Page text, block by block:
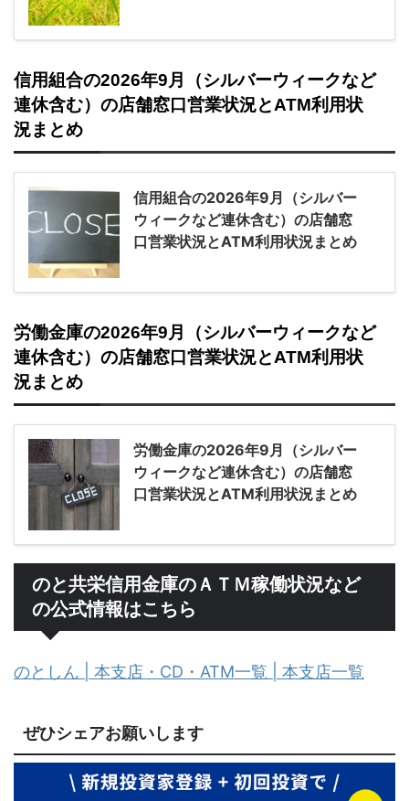
信用組合の2026年9月（シルバーウィークなど
連休含む）の店舗窓口営業状況とATM利用状
況まとめ
信用組合の2026年9月（シルバー
ウィークなど連休含む）の店舗窓
口営業状況とATM利用状況まとめ
労働金庫の2026年9月（シルバーウィークなど
連休含む）の店舗窓口営業状況とATM利用状
況まとめ
労働金庫の2026年9月（シルバー
ウィークなど連休含む）の店舗窓
口営業状況とATM利用状況まとめ
のと共栄信用金庫のＡＴＭ稼働状況など
の公式情報はこちら
のとしん | 本支店・CD・ATM一覧 | 本支店一覧
ぜひシェアお願いします